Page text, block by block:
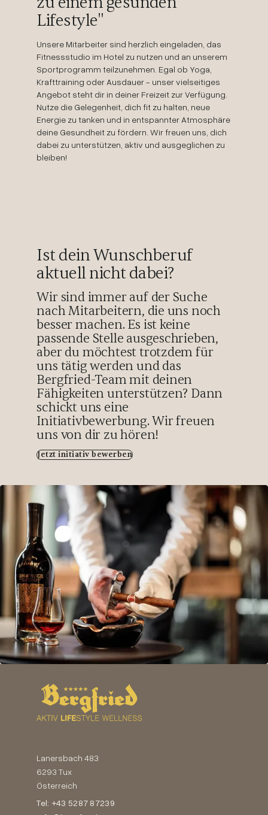
Lifestyle"
Unsere Mitarbeiter sind herzlich eingeladen, das
Fitnessstudio im Hotel zu nutzen und an unserem
Sportprogramm teilzunehmen. Egal ob Yoga,
Krafttraining oder Ausdauer - unser vielseitiges
Angebot steht dir in deiner Freizeit zur Verfügung.
Nutze die Gelegenheit, dich fit zu halten, neue
Energie zu tanken und in entspannter Atmosphäre
deine Gesundheit zu fördern. Wir freuen uns, dich
dabei zu unterstützen, aktiv und ausgeglichen zu
bleiben!
Ist dein Wunschberuf
aktuell nicht dabei?
Wir sind immer auf der Suche
nach Mitarbeitern, die uns noch
besser machen. Es ist keine
passende Stelle ausgeschrieben,
aber du möchtest trotzdem für
uns tätig werden und das
Bergfried-Team mit deinen
Fähigkeiten unterstützen? Dann
schickt uns eine
Initiativbewerbung. Wir freuen
uns von dir zu hören!
Jetzt initiativ bewerben
Lanersbach 483
6293 Tux
Österreich
Tel: +43 5287 87239